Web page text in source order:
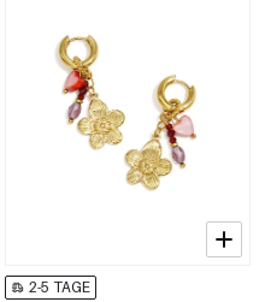
2-5 TAGE